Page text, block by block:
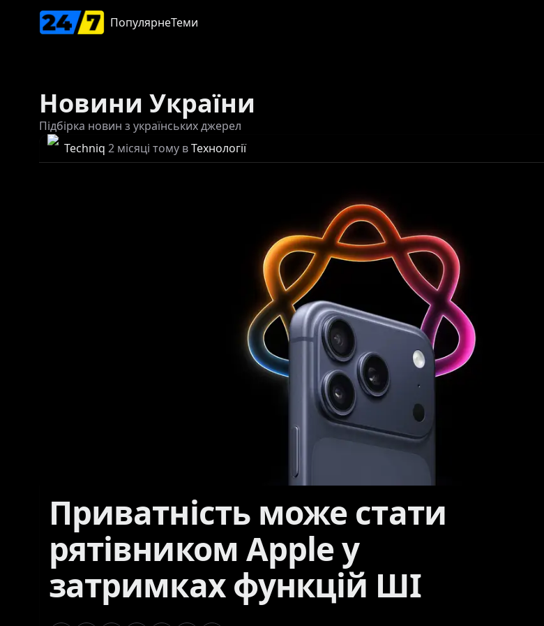
ПопулярнеТеми
Новини України
Підбірка новин з українських джерел
Techniq 2 місяці тому вТехнології
Приватність може стати
рятівником Apple у
затримках функцій ШІ